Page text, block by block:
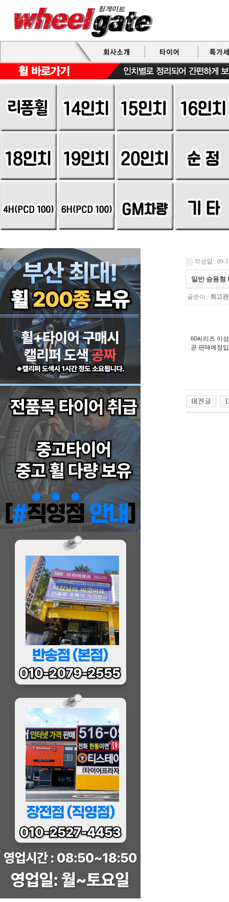
작성일 : 09-
일반 승용형
글쓴이 : 최고
60씨리즈 이
곧 판매예정